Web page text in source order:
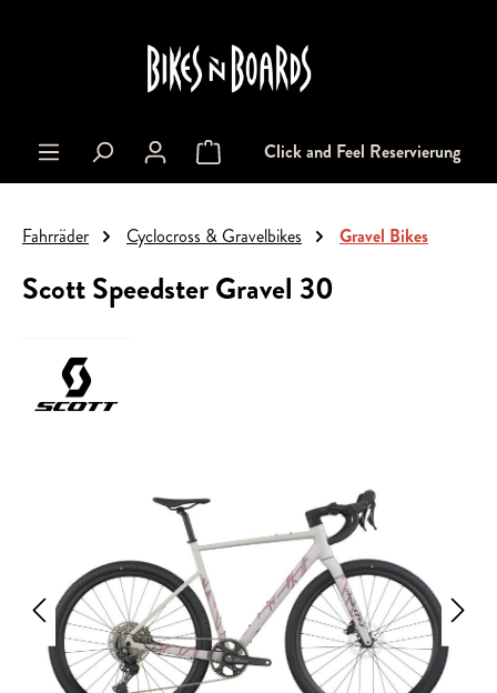
Warenkorb enthält 0 Positionen. Der
Click and Feel Reservierung
Fahrräder Cyclocross & Gravelbikes Gravel Bikes
Scott Speedster Gravel 30
Bildergalerie überspringen